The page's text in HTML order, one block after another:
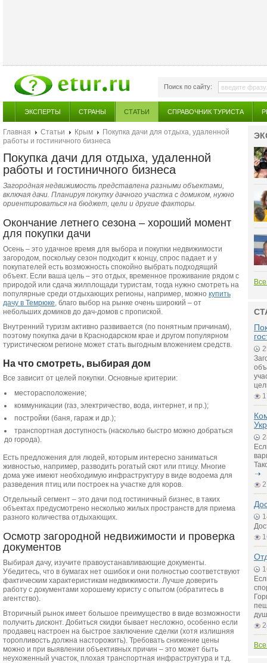
Поиск по сайту:
ЭКСПЕРТЫ СТРАНЫ СТАТЬИ СПРАВОЧНИК ТУРИСТА
Главная Статьи Крым
Покупка дачи для отдыха, удаленной
работы и гостиничного бизнеса
Покупка дачи для отдыха, удаленной
работы и гостиничного бизнеса
Загородная недвижимость представлена разными объектами,
включая дачи. Планируя покупку дачного участка с домиком, нужно
ориентироваться на бюджет, цели и другие факторы.
Окончание летнего сезона – хороший момент
для покупки дачи
Осень – это удачное время для выбора и покупки недвижимости
загородом, поскольку сезон подходит к концу, спрос падает и у
покупателей есть возможность спокойно выбрать подходящий
объект. Если ваша цель – это отдых, временное проживание рядом с
природой или сдача жилплощади туристам, тогда нужно смотреть на
популярные среди отдыхающих регионы, например, можно купить
дачу в Темрюке, благо выбор на рынке очень широкий – от
небольших домиков до дач-домов с пропиской.
Внутренний туризм активно развивается (по понятным причинам),
поэтому покупка дачи в Краснодарском крае и другом популярном
туристическом регионе может стать выгодным вложением средств.
На что смотреть, выбирая дом
Все зависит от целей покупки. Основные критерии:
месторасположение;
коммуникации (газ, электричество, вода, интернет, и пр.);
постройки (баня, гараж и др.);
транспортная доступность (насколько быстро можно добраться
до города).
Есть предложения для людей, которым интересно заниматься
живностью, например, разводить рогатый скот или птицу. Многие
дома уже имеют необходимую инфраструктуру в виде водоема для
разведения птиц или построек на участке для коров.
Отдельный сегмент – это дачи под гостиничный бизнес, в таких
объектах предусмотрено несколько жилых пространств для приема
разного количества отдыхающих.
Осмотр загородной недвижимости и проверка
документов
Выбирая дачу, изучите правоустанавливающие документы.
Убедитесь, что в бумагах нет ошибок и они полностью соответствуют
фактическим характеристикам недвижимости. Лучше доверить
работу с документами хорошему юристу с опытом (обратитесь в
агентство).
Вторичный рынок имеет большое преимущество в виде возможности
получить дисконт. Добиться скидки бывает несложно, особенно если
продавец настроен на быстрое заключение сделки (хотя излишняя
торопливость должна насторожить). Требовать снижение цены
можно и при выявлении объективных причин – это может быть
неухоженный участок, плохая транспортная инфраструктура и т.д.